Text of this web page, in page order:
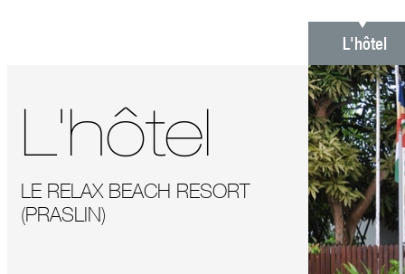
L'hôtel
L'hôtel
LE RELAX BEACH RESORT
(PRASLIN)